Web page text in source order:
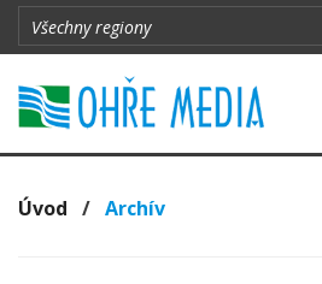
Úvod / Archív